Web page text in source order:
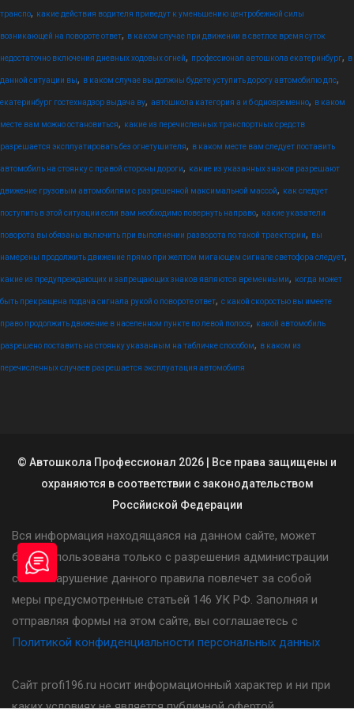
транспо, какие действия водителя приведут к уменьшению центробежной силы
возникающей на повороте ответ, в каком случае при движении в светлое время суток
недостаточно включения дневных ходовых огней, профессионал автошкола екатеринбург, в
данной ситуации вы, в каком случае вы должны будете уступить дорогу автомобилю дпс,
екатеринбург гостехнадзор выдача ву, автошкола категория а и б одновременно, в каком
месте вам можно остановиться, какие из перечисленных транспортных средств
разрешается эксплуатировать без огнетушителя, в каком месте вам следует поставить
автомобиль на стоянку с правой стороны дороги, какие из указанных знаков разрешают
движение грузовым автомобилям с разрешенной максимальной массой, как следует
поступить в этой ситуации если вам необходимо повернуть направо, какие указатели
поворота вы обязаны включить при выполнении разворота по такой траектории, вы
намерены продолжить движение прямо при желтом мигающем сигнале светофора следует,
какие из предупреждающих и запрещающих знаков являются временными, когда может
быть прекращена подача сигнала рукой о повороте ответ, с какой скоростью вы имеете
право продолжить движение в населенном пункте по левой полосе, какой автомобиль
разрешено поставить на стоянку указанным на табличке способом, в каком из
перечисленных случаев разрешается эксплуатация автомобиля
© Автошкола Профессионал 2026 | Все права защищены и
охраняются в соответствии с законодательством
Россйиской Федерации
Вся информация находящаяся на данном сайте, может
быть использована только с разрешения администрации
сайта. Нарушение данного правила повлечет за собой
меры предусмотренные статьей 146 УК РФ. Заполняя и
отправляя формы на этом сайте, вы соглашаетесь с
Политикой конфиденциальности персональных данных
Сайт profi196.ru носит информационный характер и ни при
каких условиях не является публичной офертой,